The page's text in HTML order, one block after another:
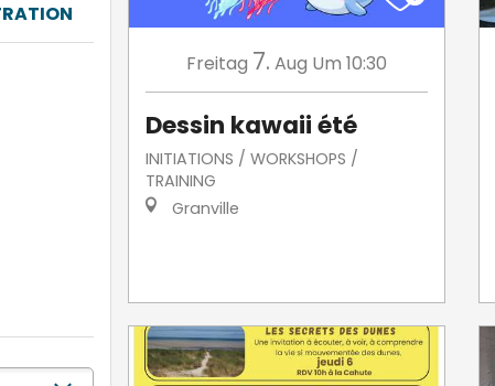
Freitag 7. Aug Um 10:30
Dessin kawaii été
INITIATIONS / WORKSHOPS /
TRAINING
Granville